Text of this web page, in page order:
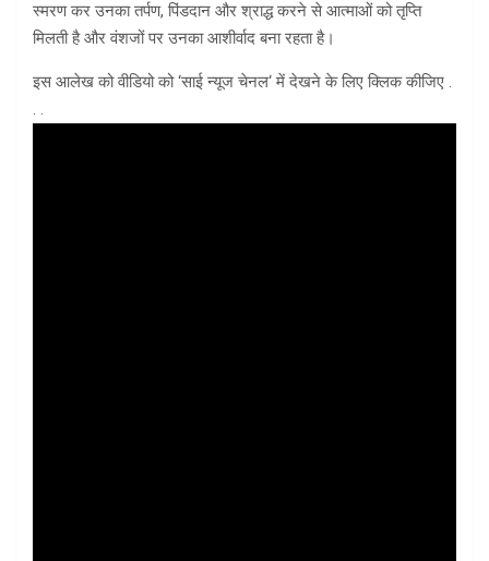
स्मरण कर उनका तर्पण, पिंडदान और श्राद्ध करने से आत्माओं को तृप्ति
मिलती है और वंशजों पर उनका आशीर्वाद बना रहता है।
इस आलेख को वीडियो को ‘साई न्यूज चेनल‘ में देखने के लिए क्लिक कीजिए .
. .